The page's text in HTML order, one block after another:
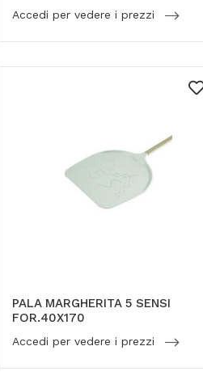
Accedi per vedere i prezzi
PALA MARGHERITA 5 SENSI
FOR.40X170
Accedi per vedere i prezzi